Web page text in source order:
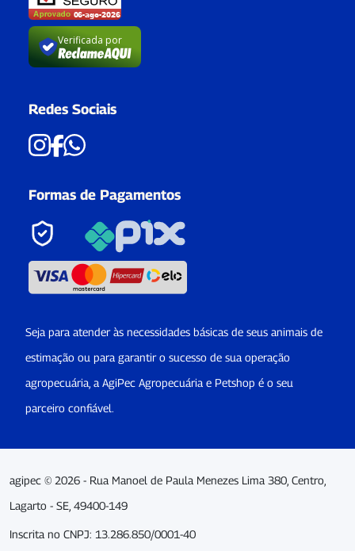
Verificada por
Redes Sociais
Formas de Pagamentos
Seja para atender às necessidades básicas de seus animais de
estimação ou para garantir o sucesso de sua operação
agropecuária, a AgiPec Agropecuária e Petshop é o seu
parceiro confiável.
agipec © 2026 - Rua Manoel de Paula Menezes Lima 380, Centro,
Lagarto - SE, 49400-149
Inscrita no CNPJ: 13.286.850/0001-40